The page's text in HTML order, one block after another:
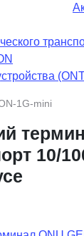
1G-mini
10/